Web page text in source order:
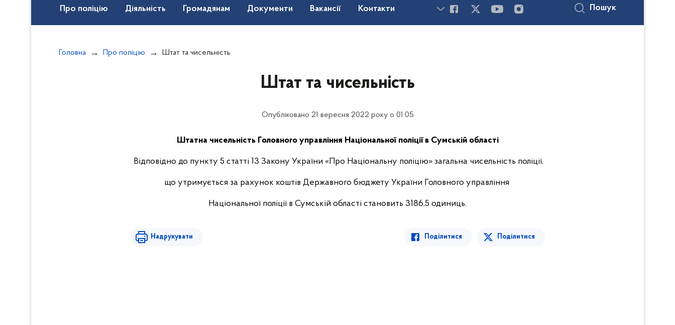
Про поліцію Діяльність Громадянам Документи Вакансії Контакти Пошук
Головна Про поліцію Штат та чисельність
Штат та чисельність
Опубліковано 21 вересня 2022 року о 01:05
Штатна чисельність Головного управління Національної поліції в Сумській області
Відповідно до пункту 5 статті 13 Закону України «Про Національну поліцію» загальна чисельність поліції,
що утримується за рахунок коштів Державного бюджету України Головного управління
Національної поліції в Сумській області становить 3186,5 одиниць.
Надрукувати Поділитися Поділитися